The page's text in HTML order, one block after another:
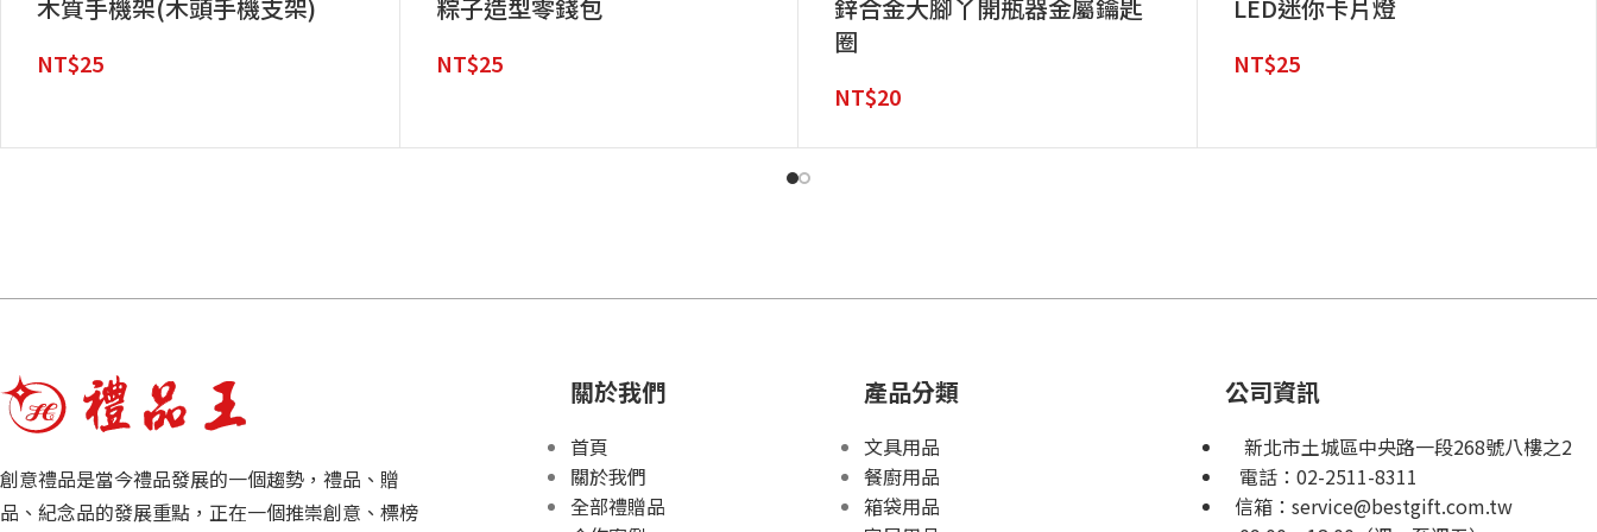
木質手機架(木頭手機支架)
NT$25
粽子造型零錢包
NT$25
鋅合金大腳丫開瓶器金屬鑰匙
圈
NT$20
LED迷你卡片燈
NT$25
創意禮品是當今禮品發展的一個趨勢，禮品、贈
品、紀念品的發展重點，正在一個推崇創意、標榜
關於我們
首頁
關於我們
全部禮贈品
產品分類
文具用品
餐廚用品
箱袋用品
公司資訊
新北市土城區中央路一段268號八樓之2
電話： 02-2511-8311
信箱： service@bestgift.com.tw